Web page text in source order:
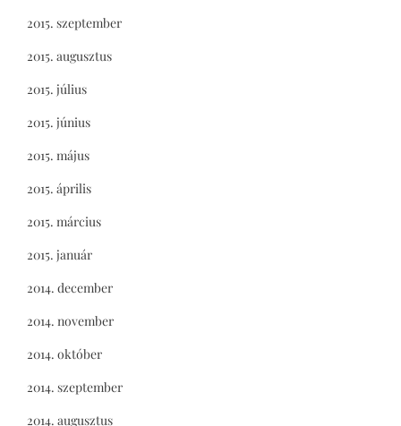
2015. szeptember
2015. augusztus
2015. július
2015. június
2015. május
2015. április
2015. március
2015. január
2014. december
2014. november
2014. október
2014. szeptember
2014. augusztus